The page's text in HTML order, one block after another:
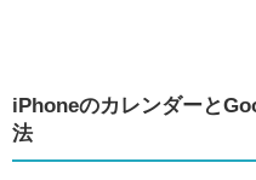
iPhoneのカレンダーと
法